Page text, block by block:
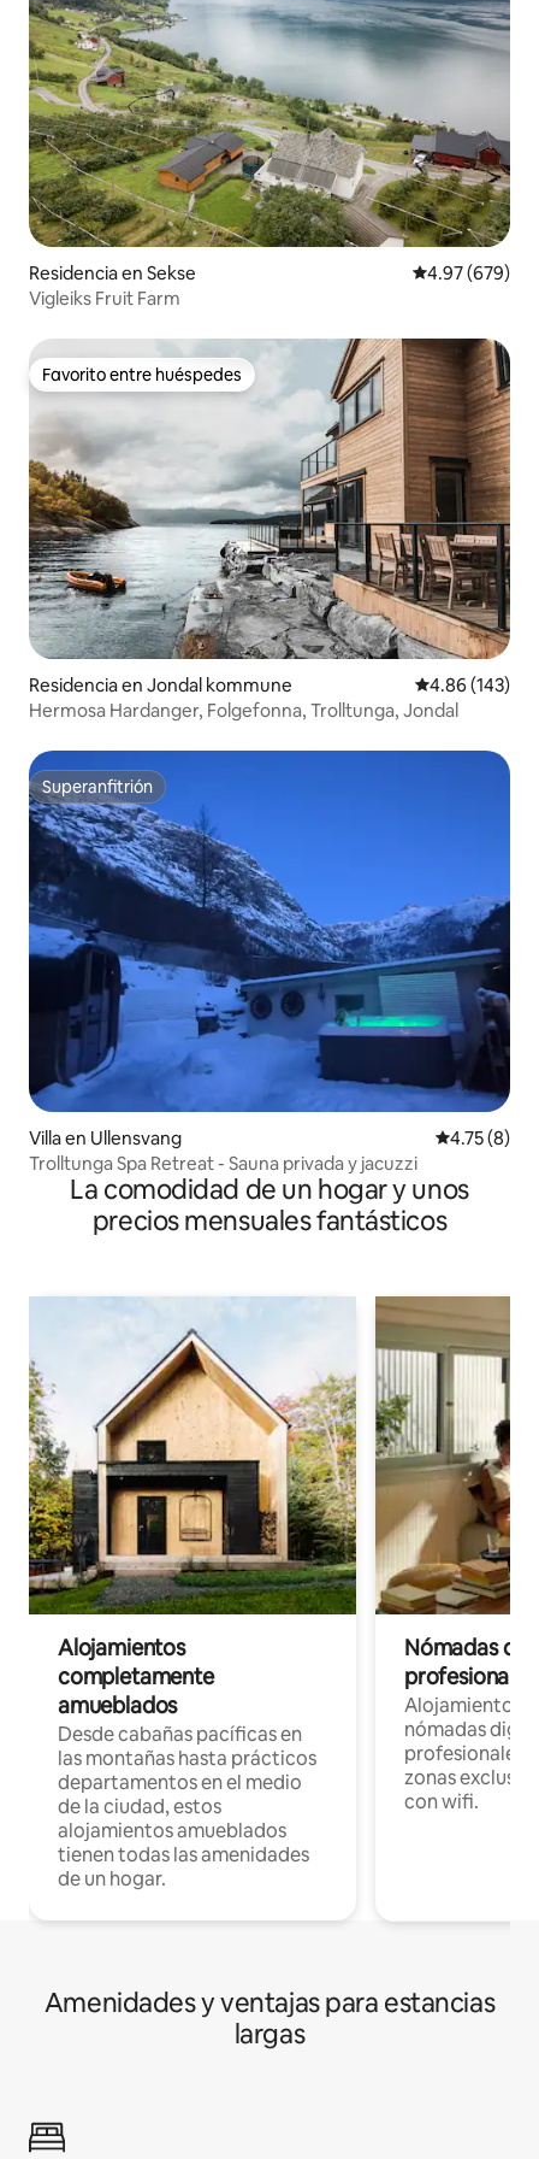
Residencia en Sekse Calificación
4.97 (679)
Vigleiks Fruit Farm
Favorito entre huéspedes
Favorito entre huéspedes
Residencia en Jondal kommune Calificación
4.86 (143)
Hermosa Hardanger, Folgefonna, Trolltunga, Jondal
Superanfitrión
Superanfitrión
Villa en Ullensvang Calificación
4.75 (8)
Trolltunga Spa Retreat - Sauna privada y jacuzzi
La comodidad de un hogar y unos
precios mensuales fantásticos
Alojamientos
completamente
amueblados
Desde cabañas pacíficas en
las montañas hasta prácticos
departamentos en el medio
de la ciudad, estos
alojamientos amueblados
tienen todas las amenidades
de un hogar.
Nómadas
Alojamientos
nómadas
profesionales
zonas
con wifi.
Amenidades y ventajas para estancias
largas